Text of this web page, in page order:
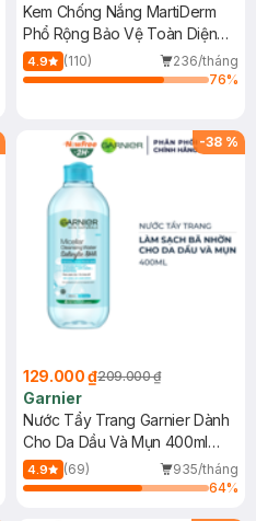
Kem Chống Nắng MartiDerm
Phổ Rộng Bảo Vệ Toàn Diện
40ml
4.9 (110)
236/tháng
76%
-38 %
129.000 ₫209.000 ₫
Garnier
Nước Tẩy Trang Garnier Dành
Cho Da Dầu Và Mụn 400ml
(Mới)
4.9 (69)
935/tháng
64%